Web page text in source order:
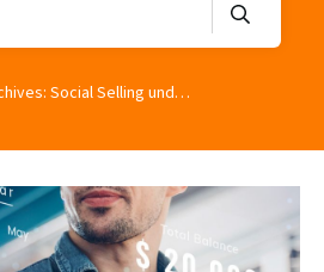
Archives: Social Selling und Social Media